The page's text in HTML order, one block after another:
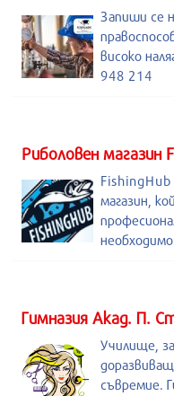
Запиши се
високо
948 214
Риболовен магазин
FishingHub
магазин,
Гимназия Акад. П.
Училище,
съвремие.